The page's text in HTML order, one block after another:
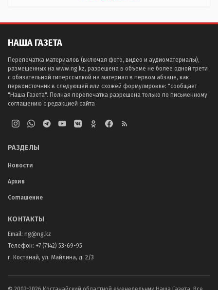
НАША ГАЗЕТА
Перепечатка материалов (включая фото, видео и аудиоматериалы),
размещенных на www.ng.kz, разрешена в объеме не более одной трети
с обязательной гиперссылкой на материал в первом абзаце, как
первоисточник в следующей или схожей формулировке: "сообщает
"Наша Газета". Полная перепечатка разрешена только по письменному
соглашению с редакцией сайта
РАЗДЕЛЫ
Новости
Архив
Соглашение
КОНТАКТЫ
Email: ng@ng.kz
Телефон: +7 (7142) 53-69-95
г. Костанай, ул. Майлина, д. 2/3